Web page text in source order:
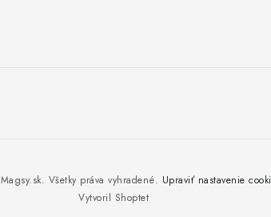
Vytvoril Shoptet
Magsy.sk. Všetky práva vyhradené. Upraviť nastavenie